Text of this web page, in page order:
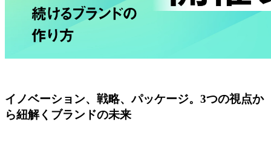
イノベーション、戦略、パッケージ。3つの視点か
ら紐解くブランドの未来